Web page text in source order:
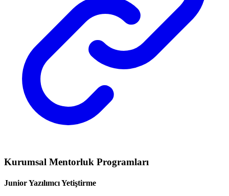
Kurumsal Mentorluk Programları
Junior Yazılımcı Yetiştirme